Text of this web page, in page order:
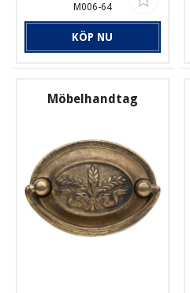
M006-64
KÖP NU
Möbelhandtag